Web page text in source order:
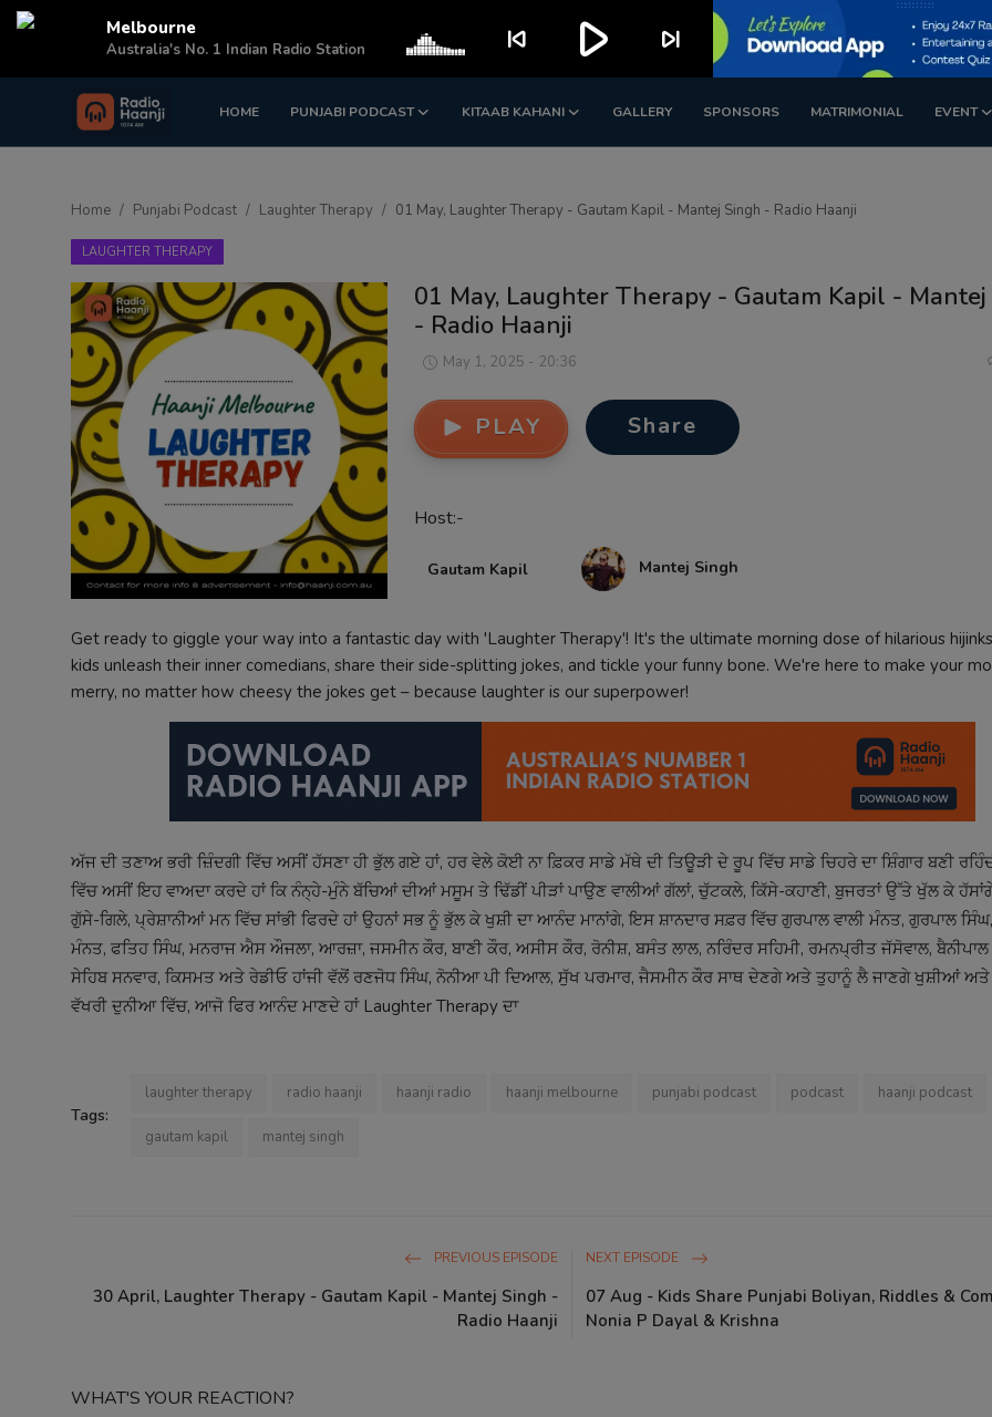
HOME PUNJABI PODCAST KITAAB KAHANI GALLERY SPONSORS MATRIMONIAL EVENT
Login Register
Punjabi Podcast
Kitaab Kahani
Sponsors
Matrimonial
Home Punjabi Podcast Laughter Therapy 01 May, Laughter Therapy - Gautam Kapil - Mantej Singh - Radio Haanji
LAUGHTER THERAPY
01 May, Laughter Therapy - Gautam Kapil -
- Radio Haanji
May 1, 2025 - 20:36
PLAY Share
Host:-
Gautam Kapil Mantej Singh
Get ready to giggle your way into a fantastic day with 'Laughter Therapy'! It's the ultimate morning dose of hilarious
kids unleash their inner comedians, share their side-splitting jokes, and tickle your funny bone. We're here to make your
merry, no matter how cheesy the jokes get – because laughter is our superpower!
ਅੱਜ ਦੀ ਤਣਾਅ ਭਰੀ ਜ਼ਿੰਦਗੀ ਵਿੱਚ ਅਸੀਂ ਹੱਸਣਾ ਹੀ ਭੁੱਲ ਗਏ ਹਾਂ, ਹਰ ਵੇਲੇ ਕੋਈ ਨਾ ਫ਼ਿਕਰ ਸਾਡੇ ਮੱਥੇ ਦੀ ਤਿਊੜੀ ਦੇ ਰੂਪ ਵਿੱਚ ਸਾਡੇ ਚਿਹਰੇ ਦਾ ਸ਼ਿੰਗਾਰ ਬਣੀ
ਵਿੱਚ ਅਸੀਂ ਇਹ ਵਾਅਦਾ ਕਰਦੇ ਹਾਂ ਕਿ ਨੰਨ੍ਹੇ-ਮੁੰਨੇ ਬੱਚਿਆਂ ਦੀਆਂ ਮਸੂਮ ਤੇ ਢਿੱਡੀਂ ਪੀੜਾਂ ਪਾਉਣ ਵਾਲੀਆਂ ਗੱਲਾਂ, ਚੁੱਟਕਲੇ, ਕਿੱਸੇ-ਕਹਾਣੀ, ਬੁਜਰਤਾਂ ਉੱਤੇ ਖੁੱਲ ਕੇ
ਗੁੱਸੇ-ਗਿਲੇ, ਪ੍ਰੇਸ਼ਾਨੀਆਂ ਮਨ ਵਿੱਚ ਸਾਂਭੀ ਫਿਰਦੇ ਹਾਂ ਉਹਨਾਂ ਸਭ ਨੂੰ ਭੁੱਲ ਕੇ ਖੁਸ਼ੀ ਦਾ ਆਨੰਦ ਮਾਨਾਂਗੇ, ਇਸ ਸ਼ਾਨਦਾਰ ਸਫ਼ਰ ਵਿੱਚ ਗੁਰਪਾਲ ਵਾਲੀ ਮੰਨਤ, ਗੁਰਪਾਲ
ਮੰਨਤ, ਫਤਿਹ ਸਿੰਘ, ਮਨਰਾਜ ਐਸ ਔਜਲਾ, ਆਰਜ਼ਾ, ਜਸਮੀਨ ਕੌਰ, ਬਾਣੀ ਕੌਰ, ਅਸੀਸ ਕੌਰ, ਰੋਨੀਸ਼, ਬਸੰਤ ਲਾਲ, ਨਰਿੰਦਰ ਸਹਿਮੀ, ਰਮਨਪ੍ਰੀਤ ਜੱਸੋਵਾਲ,
ਸੇਹਿਬ ਸਨਵਾਰ, ਕਿਸਮਤ ਅਤੇ ਰੇਡੀਓ ਹਾਂਜੀ ਵੱਲੋਂ ਰਣਜੋਧ ਸਿੰਘ, ਨੋਨੀਆ ਪੀ ਦਿਆਲ, ਸੁੱਖ ਪਰਮਾਰ, ਜੈਸਮੀਨ ਕੌਰ ਸਾਥ ਦੇਣਗੇ ਅਤੇ ਤੁਹਾਨੂੰ ਲੈ ਜਾਣਗੇ ਖੁਸ਼ੀਆਂ
ਵੱਖਰੀ ਦੁਨੀਆ ਵਿੱਚ, ਆਜੋ ਫਿਰ ਆਨੰਦ ਮਾਣਦੇ ਹਾਂ Laughter Therapy ਦਾ
Tags:
laughter therapy radio haanji haanji radio haanji melbourne punjabi podcast podcast haanji podcast
gautam kapil mantej singh
PREVIOUS EPISODE
30 April, Laughter Therapy - Gautam Kapil - Mantej Singh -
Radio Haanji
NEXT EPISODE
07 Aug - Kids Share Punjabi Boliyan, Riddles &
Nonia P Dayal & Krishna
WHAT'S YOUR REACTION?
Melbourne
Australia's No. 1 Indian Radio Station skip_previous play_arrow skip_next